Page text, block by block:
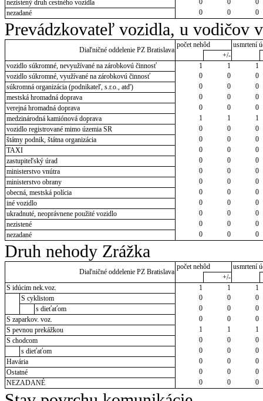
nezistený druh cestného vozidla
0 0
0
nezadané
0 0 0
Prevádzkovateľ vozidla, u vodičov
Diaľničné oddelenie PZ Bratislava
počet nehôd
usmrtení
+/-
vozidlo súkromné, nevyužívané na zárobkovú činnosť
1 1
1
vozidlo súkromné, využívané na zárobkovú činnosť
0 0
0
súkromná organizácia (podnikateľ, s.r.o., atď)
0 0
0
mestská hromadná doprava
0 0
0
verejná hromadná doprava
0 0
0
medzinárodná kamiónová doprava
1 1
1
vozidlo registrované mimo územia SR
0 0
0
štátny podnik, štátna organizácia
0 0
0
TAXI
0 0
0
zastupiteľský úrad
0 0
0
ministerstvo vnútra
0 0
0
ministerstvo obrany
0 0
0
obecná, mestská polícia
0 0
0
iné vozidlo
0 0
0
ukradnuté, neoprávnene použité vozidlo
0 0
0
nezistené
0 0
0
nezadané
0 0 0
Druh nehody Zrážka
Diaľničné oddelenie PZ Bratislava
počet nehôd
usmrtení
+/-
S idúcim nek.voz.
1 1
1
S cyklistom
0 0
0
s dieťaťom
0 0
0
S zaparkov. voz.
0 0
0
S pevnou prekážkou
1 1
1
S chodcom
0 0
0
s dieťaťom
0 0
0
Havária
0 0
0
Ostatné
0 0
0
NEZADANÉ
0 0 0